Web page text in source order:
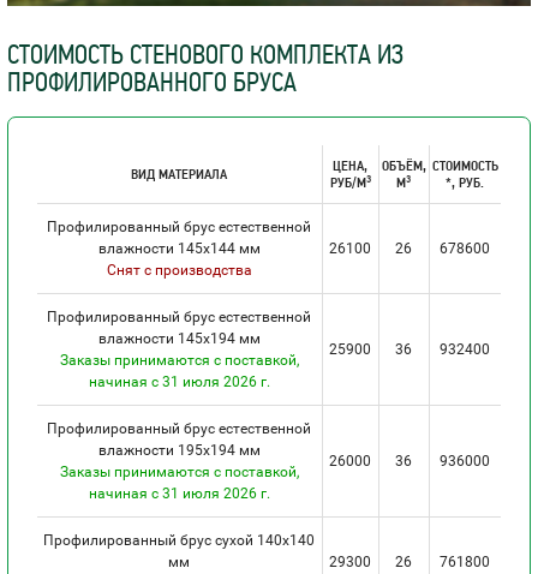
СТОИМОСТЬ СТЕНОВОГО КОМПЛЕКТА ИЗ
ПРОФИЛИРОВАННОГО БРУСА
ВИД МАТЕРИАЛА
ЦЕНА,
РУБ/М3
ОБЪЁМ,
М3
СТОИМОСТЬ
*, РУБ.
Профилированный брус естественной
влажности 145х144 мм
Снят с производства
26100 26 678600
Профилированный брус естественной
влажности 145х194 мм
Заказы принимаются с поставкой,
начиная с 31 июля 2026 г.
25900 36 932400
Профилированный брус естественной
влажности 195х194 мм
Заказы принимаются с поставкой,
начиная с 31 июля 2026 г.
26000 36 936000
Профилированный брус сухой 140х140
мм
29300 26 761800